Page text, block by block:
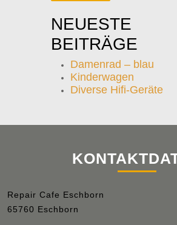
NEUESTE
BEITRÄGE
Damenrad – blau
Kinderwagen
Diverse Hifi-Geräte
Repair Cafe Eschborn
65760 Eschborn